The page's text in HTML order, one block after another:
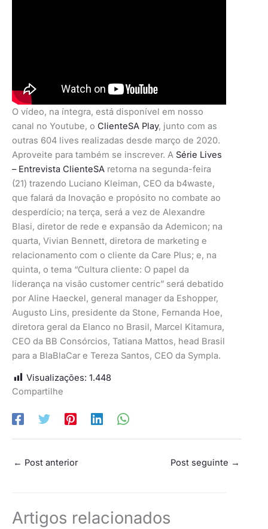
O vídeo, na íntegra, está disponível em nosso
canal no Youtube, o ClienteSA Play, junto com as
outras 604 lives realizadas desde março de 2020.
Aproveite para também se inscrever. A Série Lives
– Entrevista ClienteSA retorna na segunda-feira
(21) trazendo Luciano Kleiman, CEO da b4waste,
que falará da Inovação e propósito no combate ao
desperdício; na terça, será a vez de Alexandre
Blasi, diretor de rede e expansão da Ademicon; na
quarta, Vivian Bennett, diretora de marketing e
relacionamento com o cliente da Care Plus; e, na
quinta, o tema “Cultura cliente: O papel da
liderança na visão customer centric” será debatido
por Aline Haeckel, general manager da Eshopper,
Augusto Lins, presidente da Stone, Fernanda Hoe,
diretora geral da Elanco no Brasil, Marcel Kitamura,
CEO da BB Consórcios, Tatiana Mattos, head Brasil
para a BlaBlaCar e Tereza Santos, CEO da Sympla.
Visualizações: 1.448
Compartilhe
← Post anterior Post seguinte →
Artigos relacionados